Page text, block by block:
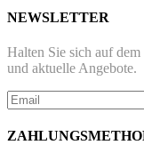
NEWSLETTER
Halten Sie sich auf
und aktuelle Angebote.